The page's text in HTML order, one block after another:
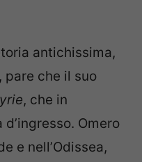
antichissima,
, pare che il suo
, che in
Omero
e nell’Odissea,